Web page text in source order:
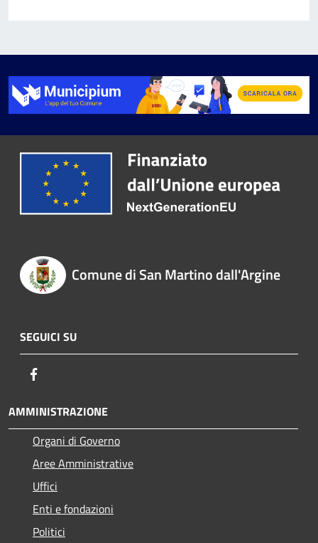
Comune di San Martino dall'Argine
SEGUICI SU
AMMINISTRAZIONE
Organi di Governo
Aree Amministrative
Uffici
Enti e fondazioni
Politici